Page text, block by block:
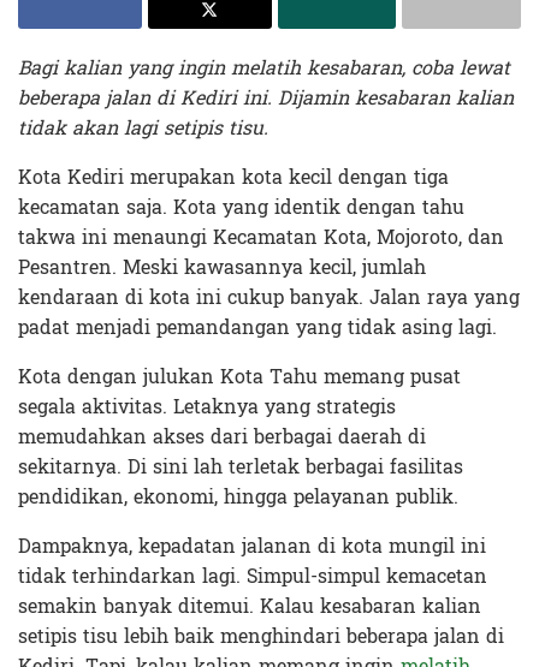
Bagi kalian yang ingin melatih kesabaran, coba lewat
beberapa jalan di Kediri ini. Dijamin kesabaran kalian
tidak akan lagi setipis tisu.
Kota Kediri merupakan kota kecil dengan tiga
kecamatan saja. Kota yang identik dengan tahu
takwa ini menaungi Kecamatan Kota, Mojoroto, dan
Pesantren. Meski kawasannya kecil, jumlah
kendaraan di kota ini cukup banyak. Jalan raya yang
padat menjadi pemandangan yang tidak asing lagi.
Kota dengan julukan Kota Tahu memang pusat
segala aktivitas. Letaknya yang strategis
memudahkan akses dari berbagai daerah di
sekitarnya. Di sini lah terletak berbagai fasilitas
pendidikan, ekonomi, hingga pelayanan publik.
Dampaknya, kepadatan jalanan di kota mungil ini
tidak terhindarkan lagi. Simpul-simpul kemacetan
semakin banyak ditemui. Kalau kesabaran kalian
setipis tisu lebih baik menghindari beberapa jalan di